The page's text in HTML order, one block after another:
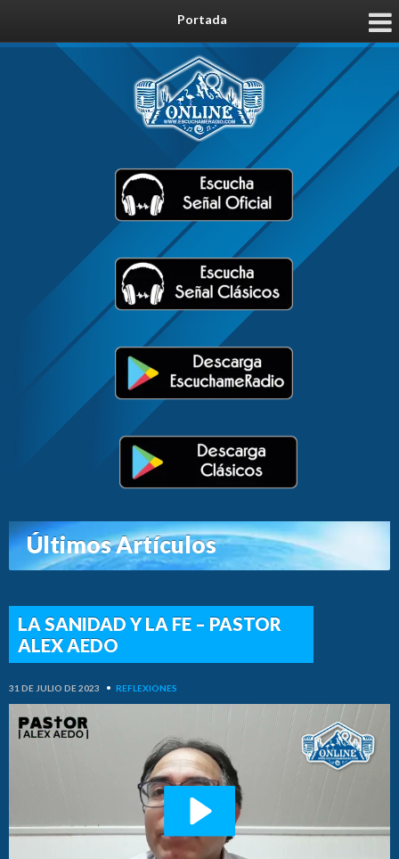
Portada
Últimos Artículos
LA SANIDAD Y LA FE – PASTOR
ALEX AEDO
31 DE JULIO DE 2023 • REFLEXIONES